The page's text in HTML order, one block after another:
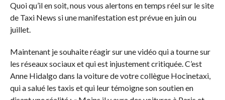
Quoi qu’il en soit, nous vous alertons en temps réel sur le site
de Taxi News si une manifestation est prévue en juin ou
juillet.
Maintenant je souhaite réagir sur une vidéo qui a tourne sur
les réseaux sociaux et qui est injustement critiquée. C’est
Anne Hidalgo dans la voiture de votre collègue Hocinetaxi,
qui a salué les taxis et qui leur témoigne son soutien en